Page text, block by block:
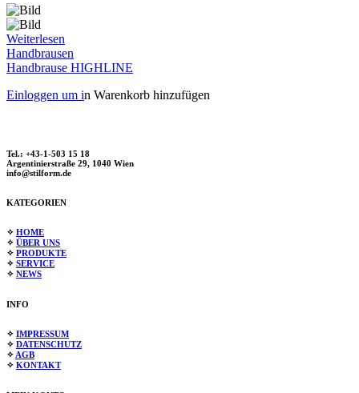
Weiterlesen
Handbrausen
Handbrause HIGHLINE
Einloggen um in Warenkorb hinzufügen
Tel.: +43-1-503 15 18
Argentinierstraße 29, 1040 Wien
info@stilform.de
KATEGORIEN
✧ HOME
✧ ÜBER UNS
✧ PRODUKTE
✧ SERVICE
✧ NEWS
INFO
✧ IMPRESSUM
✧ DATENSCHUTZ
✧ AGB
✧ KONTAKT